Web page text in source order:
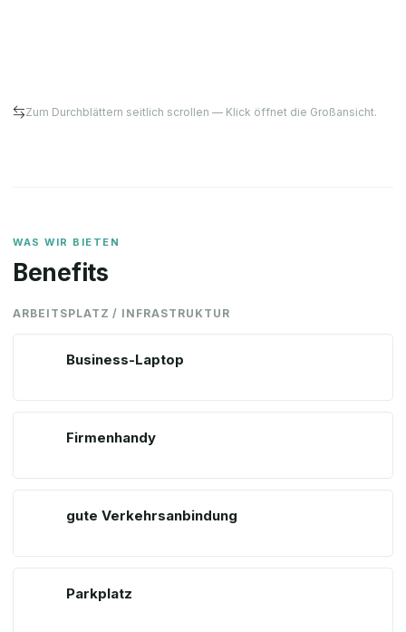
Zum Durchblättern seitlich scrollen — Klick öffnet die Großansicht.
WAS WIR BIETEN
Benefits
ARBEITSPLATZ / INFRASTRUKTUR
Business-Laptop
Firmenhandy
gute Verkehrsanbindung
Parkplatz